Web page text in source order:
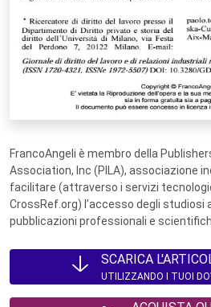
FrancoAngeli è membro della
Association, Inc (PILA), associazione
facilitare (attraverso i servizi
CrossRef.org) l’accesso degli studiosi
pubblicazioni professionali e
SCARICA
UTILIZZANDO I TUOI